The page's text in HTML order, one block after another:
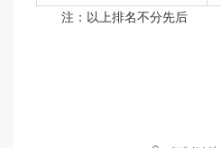
注：以上排名不分先后